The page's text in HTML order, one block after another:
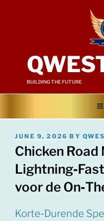
BUILDING THE FUTURE
POSTED
ON
JUNE 9, 2026 BY
Chicken Road
voor de
Korte‑Durende